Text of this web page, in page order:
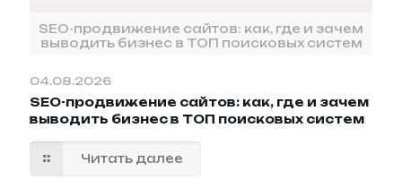
SEO-продвижение сайтов: как, где и зачем
выводить бизнес в ТОП поисковых систем
04.08.2026
SEO-продвижение сайтов: как, где и зачем
выводить бизнес в ТОП поисковых систем
Читать далее